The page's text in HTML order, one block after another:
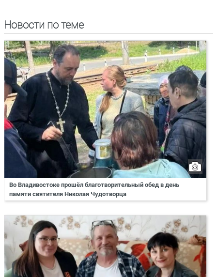
Новости по теме
Во Владивостоке прошёл благотворительный обед в день
памяти святителя Николая Чудотворца